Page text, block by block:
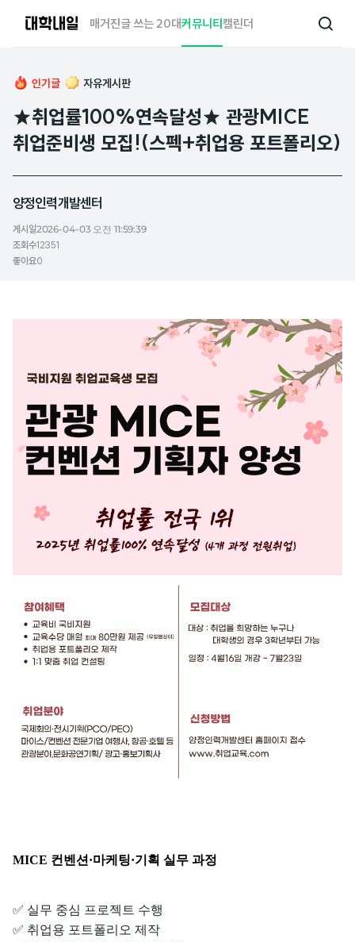
매거진글 쓰는 20대커뮤니티캘린더
검
인기글 자유게시판
★취업률100%연속달성★ 관광MICE
취업준비생 모집!(스펙+취업용 포트폴리오)
양정인력개발센터
게시일2026-04-03 오전 11:59:39
조회수12351
좋아요0
MICE 컨벤션·마케팅·기획 실무 과정
✅ 실무 중심 프로젝트 수행
✅ 취업용 포트폴리오 제작